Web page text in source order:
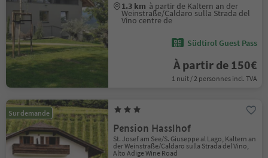
1.3 km à partir de Kaltern an der
Weinstraße/Caldaro sulla Strada del
Vino centre de
Südtirol Guest Pass
À partir de 150€
1 nuit / 2 personnes incl. TVA
Sur demande
Pension Hasslhof
St. Josef am See/S. Giuseppe al Lago, Kaltern an
der Weinstraße/Caldaro sulla Strada del Vino,
Alto Adige Wine Road